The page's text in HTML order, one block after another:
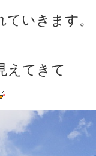
いきます。
えてきて